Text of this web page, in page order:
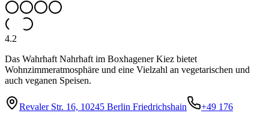
4.2
Das Wahrhaft Nahrhaft im Boxhagener Kiez bietet
Wohnzimmeratmosphäre und eine Vielzahl an vegetarischen und
auch veganen Speisen.
Revaler Str. 16, 10245 Berlin Friedrichshain
+49 176